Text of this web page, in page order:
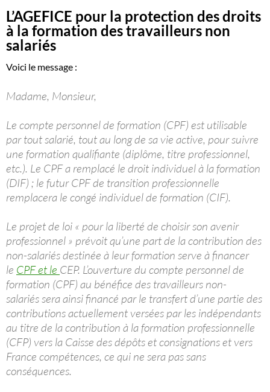
L’AGEFICE pour la protection des droits
à la formation des travailleurs non
salariés
Voici le message :
Madame, Monsieur,
Le compte personnel de formation (CPF) est utilisable
par tout salarié, tout au long de sa vie active, pour suivre
une formation qualifiante (diplôme, titre professionnel,
etc.). Le CPF a remplacé le droit individuel à la formation
(DIF) ; le futur CPF de transition professionnelle
remplacera le congé individuel de formation (CIF).
Le projet de loi « pour la liberté de choisir son avenir
professionnel » prévoit qu’une part de la contribution des
non-salariés destinée à leur formation serve à financer
le CPF et le CEP. L’ouverture du compte personnel de
formation (CPF) au bénéfice des travailleurs non-
salariés sera ainsi financé par le transfert d’une partie des
contributions actuellement versées par les indépendants
au titre de la contribution à la formation professionnelle
(CFP) vers la Caisse des dépôts et consignations et vers
France compétences, ce qui ne sera pas sans
conséquences.